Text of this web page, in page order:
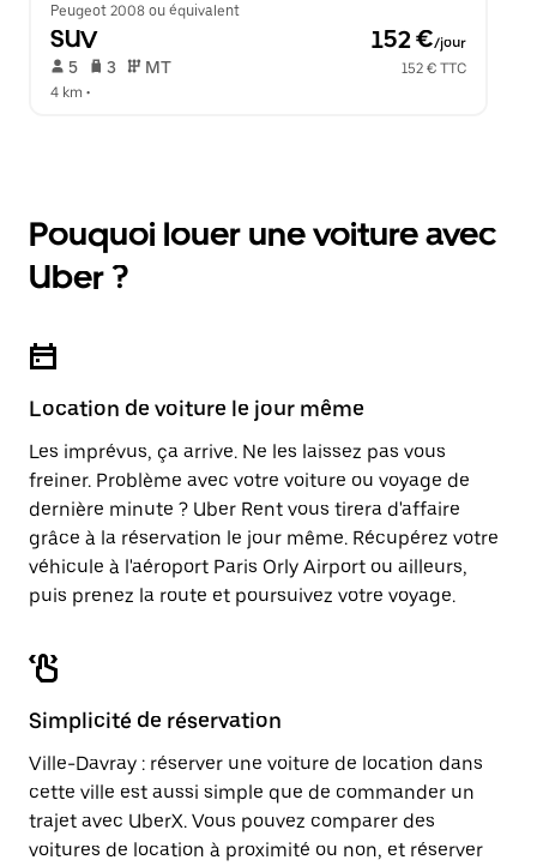
Peugeot 2008 ou équivalent
SUV 152 €/jour
5 3 MT
152 € TTC
4 km •
Pouquoi louer une voiture avec
Uber ?
Location de voiture le jour même
Les imprévus, ça arrive. Ne les laissez pas vous
freiner. Problème avec votre voiture ou voyage de
dernière minute ? Uber Rent vous tirera d'affaire
grâce à la réservation le jour même. Récupérez votre
véhicule à l'aéroport Paris Orly Airport ou ailleurs,
puis prenez la route et poursuivez votre voyage.
Simplicité de réservation
Ville-Davray : réserver une voiture de location dans
cette ville est aussi simple que de commander un
trajet avec UberX. Vous pouvez comparer des
voitures de location à proximité ou non, et réserver